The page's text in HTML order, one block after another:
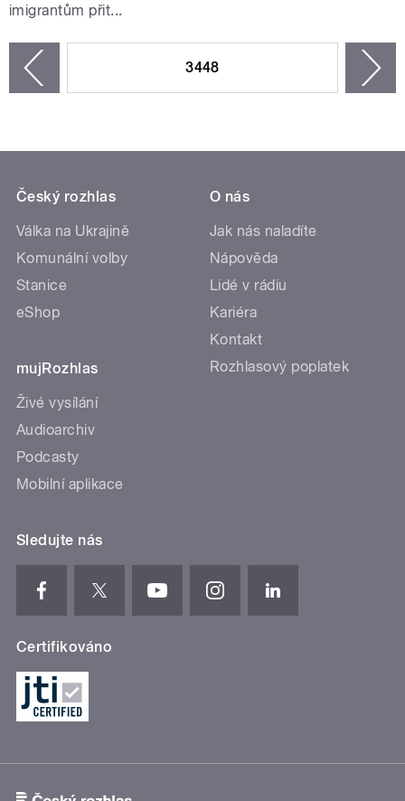
imigrantům přit...
3448
Český rozhlas
Válka na Ukrajině
Komunální volby
Stanice
eShop
mujRozhlas
Živé vysílání
Audioarchiv
Podcasty
Mobilní aplikace
O nás
Jak nás naladíte
Nápověda
Lidé v rádiu
Kariéra
Kontakt
Rozhlasový poplatek
Sledujte nás
Certifikováno